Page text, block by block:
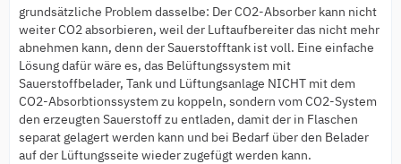
grundsätzliche Problem dasselbe: Der CO2-Absorber kann nicht
weiter CO2 absorbieren, weil der Luftaufbereiter das nicht mehr
abnehmen kann, denn der Sauerstofftank ist voll. Eine einfache
Lösung dafür wäre es, das Belüftungssystem mit
Sauerstoffbelader, Tank und Lüftungsanlage NICHT mit dem
CO2-Absorbtionssystem zu koppeln, sondern vom CO2-System
den erzeugten Sauerstoff zu entladen, damit der in Flaschen
separat gelagert werden kann und bei Bedarf über den Belader
auf der Lüftungsseite wieder zugefügt werden kann.